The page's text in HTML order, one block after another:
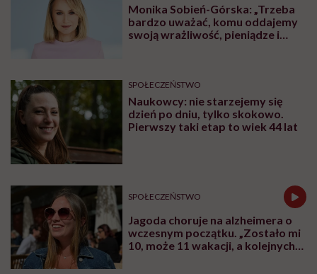
Rodzinka Kowieskich opłynęła świat jachtem Dufour 512 GL o nazwie Donna /
Zdjęcie: archiwum prywatne
T a wyprawa kosztowała nas majątek, ale
nagrodą są wspomnienia i ich
unikatowość. To, że mogliśmy na własne oczy
zobaczyć miejsca, o których wcześniej tylko